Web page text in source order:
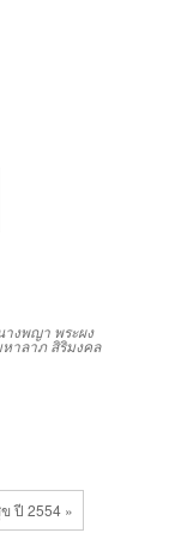
างพญา พระผง
าลาภ สิริมงคล
ปี 2554 »